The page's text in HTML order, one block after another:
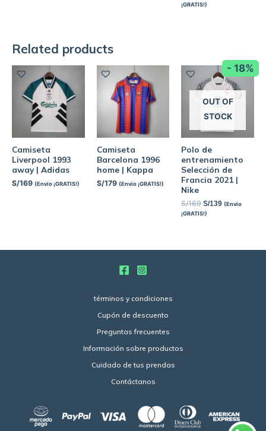
¡GRATIS!)
Related products
Camiseta
Liverpool 1993
away | Adidas
S/169 (Envío ¡GRATIS!)
Camiseta
Barcelona 1996
home | Kappa
S/179 (Envío ¡GRATIS!)
- 18%
OUT OF
STOCK
Polo de
entrenamiento
Selección de
Francia 2021 |
Nike
S/169 S/139 (Envío
¡GRATIS!)
términos y condiciones
Cupón de descuento
Preguntas frecuentes
Información sobre productos
Cuidado de tus prendas
Contáctanos